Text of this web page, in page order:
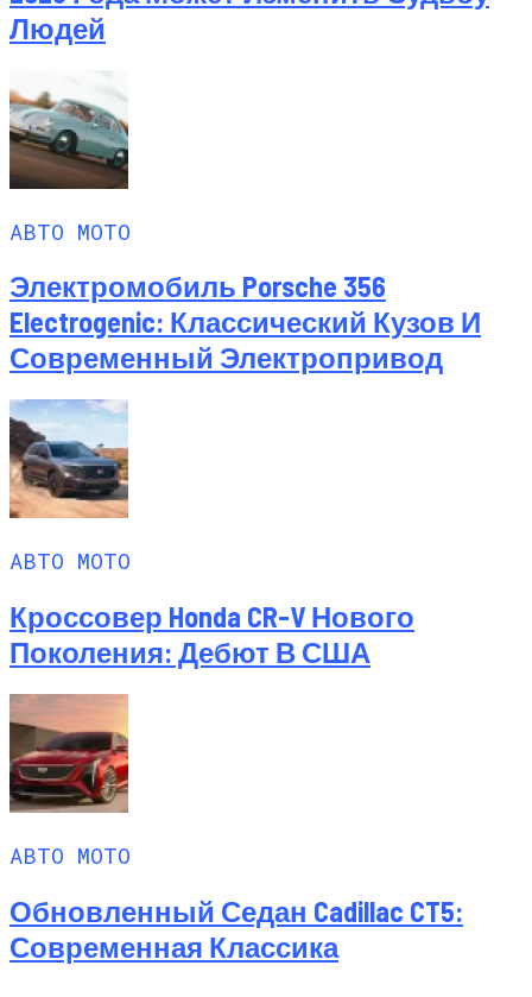
Людей
АВТО МОТО
Электромобиль Porsche 356
Electrogenic: Классический Кузов И
Современный Электропривод
АВТО МОТО
Кроссовер Honda CR-V Нового
Поколения: Дебют В США
АВТО МОТО
Обновленный Седан Cadillac CT5:
Современная Классика